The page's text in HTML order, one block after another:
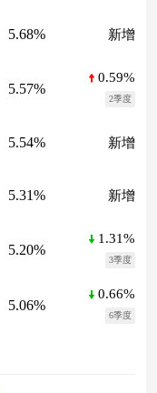
5.68% 新增
5.57%
0.59%
2季度
5.54% 新增
5.31% 新增
5.20%
1.31%
3季度
5.06%
0.66%
6季度